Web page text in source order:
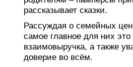
рассказывает сказки.
Рассуждая о семейных
самое главное для них
взаимовыручка, а также
доверие во всём.